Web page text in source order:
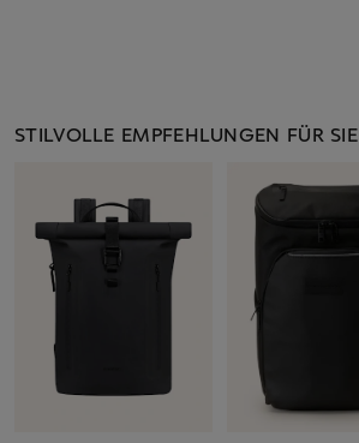
STILVOLLE EMPFEHLUNGEN FÜR SIE